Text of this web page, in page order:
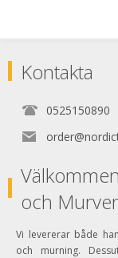
Kontakta
0525150890
och
Vi levererar både
och murning.